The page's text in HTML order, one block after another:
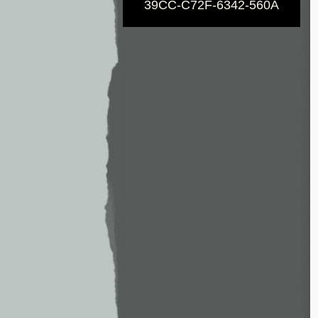
39CC-C72F-6342-560A